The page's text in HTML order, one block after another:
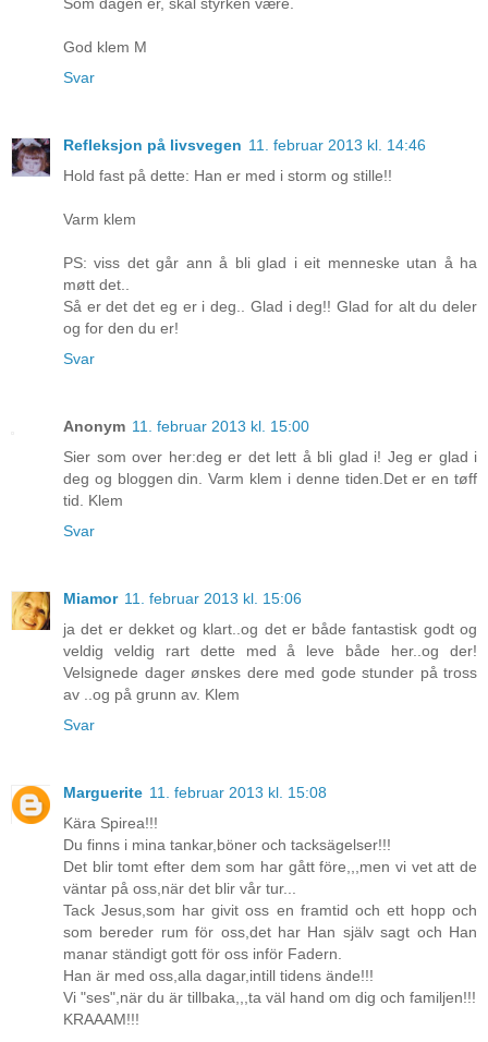
Som dagen er, skal styrken være.
God klem M
Svar
Refleksjon på livsvegen 11. februar 2013 kl. 14:46
Hold fast på dette: Han er med i storm og stille!!
Varm klem
PS: viss det går ann å bli glad i eit menneske utan å ha
møtt det..
Så er det det eg er i deg.. Glad i deg!! Glad for alt du deler
og for den du er!
Svar
Anonym 11. februar 2013 kl. 15:00
Sier som over her:deg er det lett å bli glad i! Jeg er glad i
deg og bloggen din. Varm klem i denne tiden.Det er en tøff
tid. Klem
Svar
Miamor 11. februar 2013 kl. 15:06
ja det er dekket og klart..og det er både fantastisk godt og
veldig veldig rart dette med å leve både her..og der!
Velsignede dager ønskes dere med gode stunder på tross
av ..og på grunn av. Klem
Svar
Marguerite 11. februar 2013 kl. 15:08
Kära Spirea!!!
Du finns i mina tankar,böner och tacksägelser!!!
Det blir tomt efter dem som har gått före,,,men vi vet att de
väntar på oss,när det blir vår tur...
Tack Jesus,som har givit oss en framtid och ett hopp och
som bereder rum för oss,det har Han själv sagt och Han
manar ständigt gott för oss inför Fadern.
Han är med oss,alla dagar,intill tidens ände!!!
Vi "ses",när du är tillbaka,,,ta väl hand om dig och familjen!!!
KRAAAM!!!